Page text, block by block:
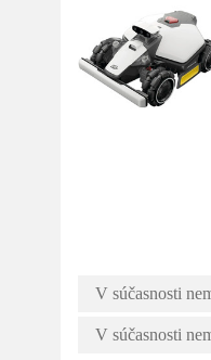
V súčasnosti
V súčasnosti